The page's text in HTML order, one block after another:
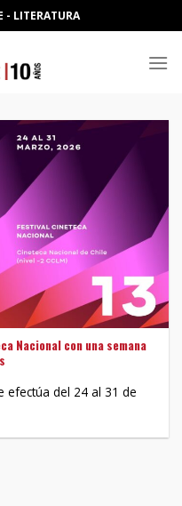
- LITERATURA
Nacional con una semana
efectúa del 24 al 31 de